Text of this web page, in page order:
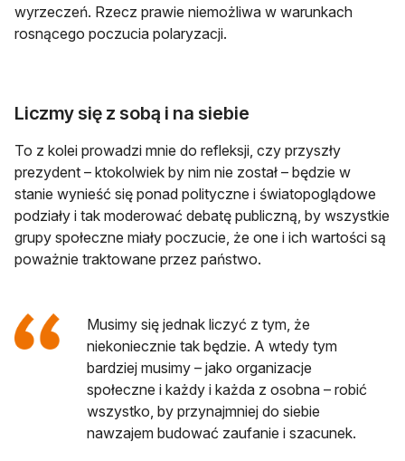
wyrzeczeń. Rzecz prawie niemożliwa w warunkach
rosnącego poczucia polaryzacji.
Liczmy się z sobą i na siebie
To z kolei prowadzi mnie do refleksji, czy przyszły
prezydent – ktokolwiek by nim nie został – będzie w
stanie wynieść się ponad polityczne i światopoglądowe
podziały i tak moderować debatę publiczną, by wszystkie
grupy społeczne miały poczucie, że one i ich wartości są
poważnie traktowane przez państwo.
Musimy się jednak liczyć z tym, że
niekoniecznie tak będzie. A wtedy tym
bardziej musimy – jako organizacje
społeczne i każdy i każda z osobna – robić
wszystko, by przynajmniej do siebie
nawzajem budować zaufanie i szacunek.